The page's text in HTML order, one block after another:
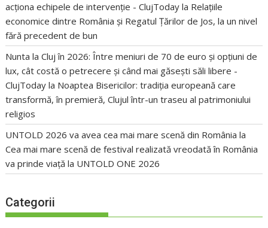
acționa echipele de intervenție - ClujToday la Relațiile
economice dintre România și Regatul Țărilor de Jos, la un nivel
fără precedent de bun
Nunta la Cluj în 2026: Între meniuri de 70 de euro și opțiuni de
lux, cât costă o petrecere și când mai găsești săli libere -
ClujToday la Noaptea Bisericilor: tradiția europeană care
transformă, în premieră, Clujul într-un traseu al patrimoniului
religios
UNTOLD 2026 va avea cea mai mare scenă din România la
Cea mai mare scenă de festival realizată vreodată în România
va prinde viață la UNTOLD ONE 2026
Categorii